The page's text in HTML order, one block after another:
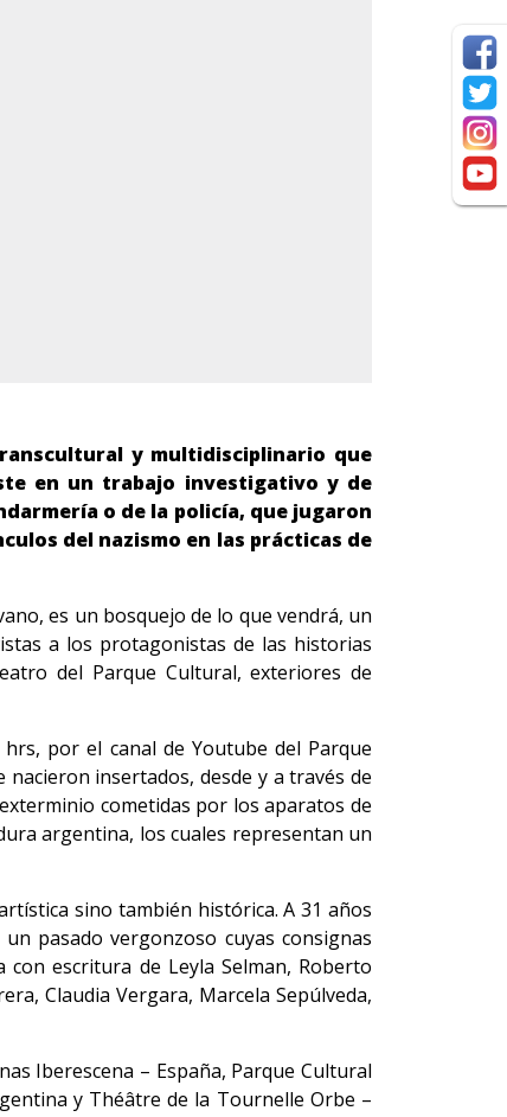
y multidisciplinario que
en un trabajo investigativo y de
o de la policía, que jugaron
del nazismo en las prácticas de
es un bosquejo de lo que vendrá, un
a los protagonistas de las historias
del Parque Cultural, exteriores de
por el canal de Youtube del Parque
insertados, desde y a través de
cometidas por los aparatos de
argentina, los cuales representan un
sino también histórica. A 31 años
pasado vergonzoso cuyas consignas
escritura de Leyla Selman, Roberto
Claudia Vergara, Marcela Sepúlveda,
Iberescena – España, Parque Cultural
y Théâtre de la Tournelle Orbe –